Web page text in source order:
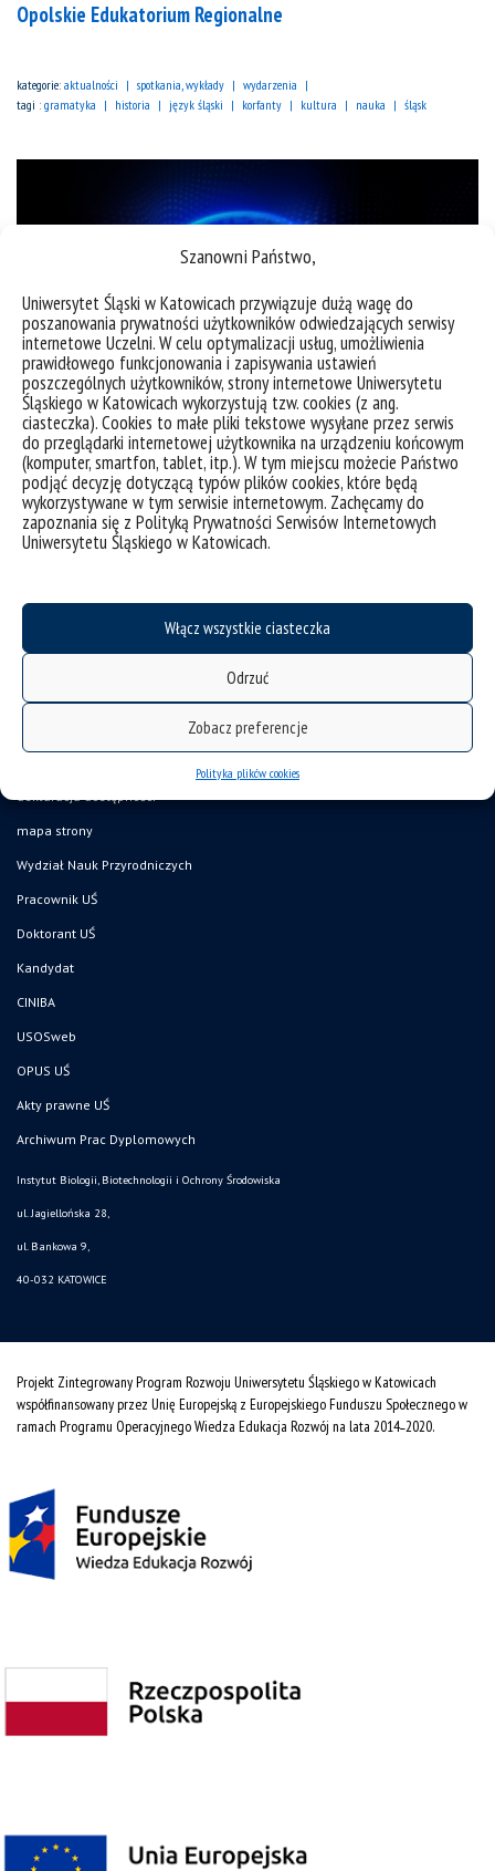
Szanowni Państwo,
Uniwersytet Śląski w Katowicach przywiązuje dużą wagę do
poszanowania prywatności użytkowników odwiedzających serwisy
internetowe Uczelni. W celu optymalizacji usług, umożliwienia
prawidłowego funkcjonowania i zapisywania ustawień
poszczególnych użytkowników, strony internetowe Uniwersytetu
Śląskiego w Katowicach wykorzystują tzw. cookies (z ang.
ciasteczka). Cookies to małe pliki tekstowe wysyłane przez serwis
do przeglądarki internetowej użytkownika na urządzeniu końcowym
(komputer, smartfon, tablet, itp.). W tym miejscu możecie Państwo
podjąć decyzję dotyczącą typów plików cookies, które będą
wykorzystywane w tym serwisie internetowym. Zachęcamy do
zapoznania się z Polityką Prywatności Serwisów Internetowych
Uniwersytetu Śląskiego w Katowicach.
Włącz wszystkie ciasteczka
Odrzuć
Zobacz preferencje
Polityka plików cookies
Opolskie Edukatorium Regionalne
kategorie: aktualności spotkania, wykłady
wydarzenia
tagi : gramatyka historia język śląski korfanty kultura nauka śląsk
Gdy Racibórz był stolicą | Scena Premier Naukowych
kategorie:aktualności scena premier naukowych
historia księstwo raciborskie
deklaracja dostępności
mapa strony
Wydział Nauk Przyrodniczych
Pracownik UŚ
Doktorant UŚ
Kandydat
CINIBA
USOSweb
OPUS UŚ
Akty prawne UŚ
Archiwum Prac Dyplomowych
Instytut Biologii, Biotechnologii i Ochrony Środowiska
ul. Jagiellońska 28,
ul. Bankowa 9,
40-032 KATOWICE
Projekt Zintegrowany Program Rozwoju Uniwersytetu Śląskiego w Katowicach
współfinansowany przez Unię Europejską z Europejskiego Funduszu Społecznego w
ramach Programu Operacyjnego Wiedza Edukacja Rozwój na lata 2014˗2020.